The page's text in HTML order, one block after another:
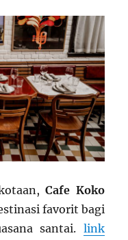
Cafe Koko
favorit bagi
santai. link